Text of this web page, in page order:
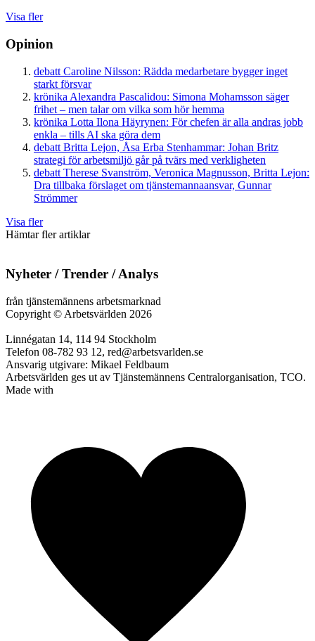
Visa fler
Opinion
debatt Caroline Nilsson: Rädda medarbetare bygger inget
starkt försvar
krönika Alexandra Pascalidou: Simona Mohamsson säger
frihet – men talar om vilka som hör hemma
krönika Lotta Ilona Häyrynen: För chefen är alla andras jobb
enkla – tills AI ska göra dem
debatt Britta Lejon, Åsa Erba Stenhammar: Johan Britz
strategi för arbetsmiljö går på tvärs med verkligheten
debatt Therese Svanström, Veronica Magnusson, Britta Lejon:
Dra tillbaka förslaget om tjänstemannaansvar, Gunnar
Strömmer
Visa fler
Hämtar fler artiklar
Nyheter / Trender / Analys
från tjänstemännens arbetsmarknad
Copyright © Arbetsvärlden 2026
Linnégatan 14, 114 94 Stockholm
Telefon 08-782 93 12, red@arbetsvarlden.se
Ansvarig utgivare: Mikael Feldbaum
Arbetsvärlden ges ut av Tjänstemännens Centralorganisation, TCO.
Made with